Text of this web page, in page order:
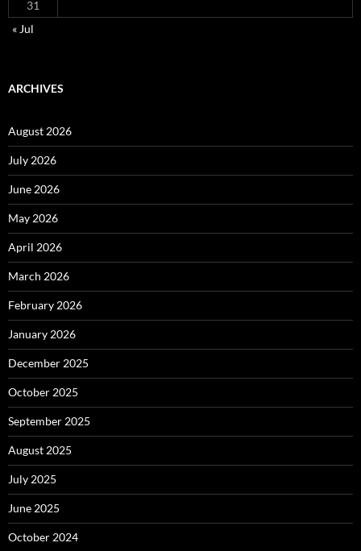
31
« Jul
ARCHIVES
August 2026
July 2026
June 2026
May 2026
April 2026
March 2026
February 2026
January 2026
December 2025
October 2025
September 2025
August 2025
July 2025
June 2025
October 2024